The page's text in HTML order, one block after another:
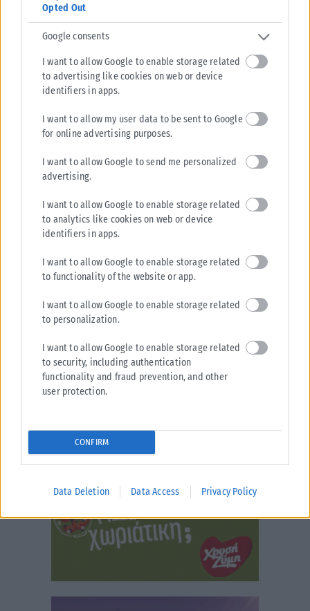
Opted Out
Google consents
I want to allow Google to enable storage related
to advertising like cookies on web or device
identifiers in apps.
I want to allow my user data to be sent to Google
for online advertising purposes.
I want to allow Google to send me personalized
advertising.
I want to allow Google to enable storage related
to analytics like cookies on web or device
identifiers in apps.
I want to allow Google to enable storage related
to functionality of the website or app.
I want to allow Google to enable storage related
to personalization.
I want to allow Google to enable storage related
to security, including authentication
functionality and fraud prevention, and other
user protection.
CONFIRM
Data Deletion Data Access Privacy Policy
Συγγενείς, φίλοι και άνθρωποι του καλλιτεχνικού χώρου
τελέστηκε η εξόδιος ακολουθία...